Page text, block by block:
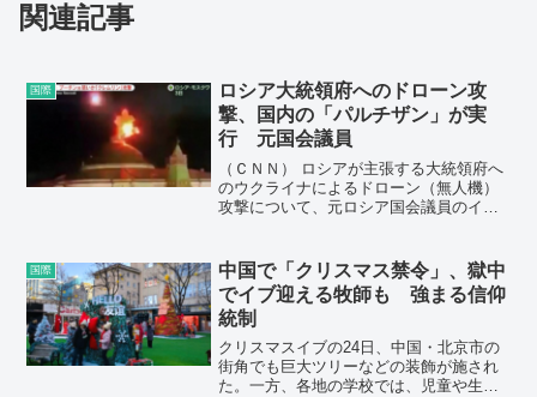
関連記事
国際
ロシア大統領府へのドローン攻
撃、国内の「パルチザン」が実
行 元国会議員
（ＣＮＮ） ロシアが主張する大統領府へ
のウクライナによるドローン（無人機）
攻撃について、元ロシア国会議員のイリ
方を示した。
国際
中国で「クリスマス禁令」、獄中
でイブ迎える牧師も 強まる信仰
統制
クリスマスイブの24日、中国・北京市の
街角でも巨大ツリーなどの装飾が施され
た。一方、各地の学校では、児童や生徒